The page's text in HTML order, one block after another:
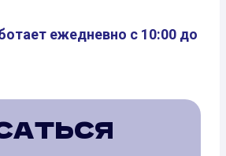
ежедневно с 10:00 до